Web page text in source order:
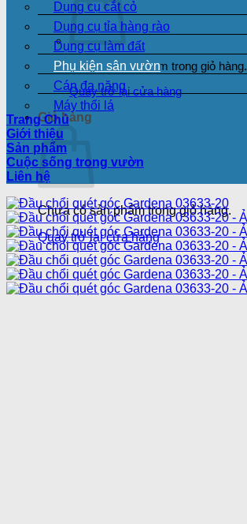
Chưa có sản phẩm trong giỏ hàng.
Quay trở lại cửa hàng
Giỏ hàng
Chưa có sản phẩm trong giỏ hàng.
Quay trở lại cửa hàng
Dụng cụ cắt cỏ
Dụng cụ tỉa hàng rào
Dụng cụ làm đất
Phụ kiện sân vườn
Cán đa năng
Máy thổi lá
Trang Chủ
Giới thiệu
Sản phẩm
Cuộc sống trong vườn
Liên hệ